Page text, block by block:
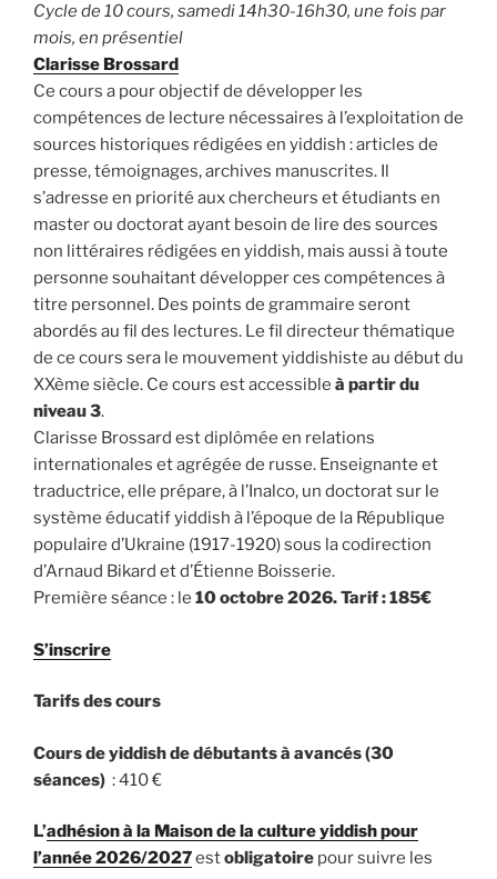
Cycle de 10 cours, samedi 14h30-16h30, une fois par
mois, en présentiel
Clarisse Brossard
Ce cours a pour objectif de développer les
compétences de lecture nécessaires à l’exploitation de
sources historiques rédigées en yiddish : articles de
presse, témoignages, archives manuscrites. Il
s’adresse en priorité aux chercheurs et étudiants en
master ou doctorat ayant besoin de lire des sources
non littéraires rédigées en yiddish, mais aussi à toute
personne souhaitant développer ces compétences à
titre personnel. Des points de grammaire seront
abordés au fil des lectures. Le fil directeur thématique
de ce cours sera le mouvement yiddishiste au début du
XXème siècle. Ce cours est accessible à partir du
niveau 3.
Clarisse Brossard est diplômée en relations
internationales et agrégée de russe. Enseignante et
traductrice, elle prépare, à l’Inalco, un doctorat sur le
système éducatif yiddish à l’époque de la République
populaire d’Ukraine (1917-1920) sous la codirection
d’Arnaud Bikard et d’Étienne Boisserie.
Première séance : le 10 octobre 2026. Tarif : 185€
S’inscrire
Tarifs des cours
Cours de yiddish de débutants à avancés (30
séances) : 410 €
L’adhésion à la Maison de la culture yiddish pour
l’année 2026/2027estobligatoire pour suivre les